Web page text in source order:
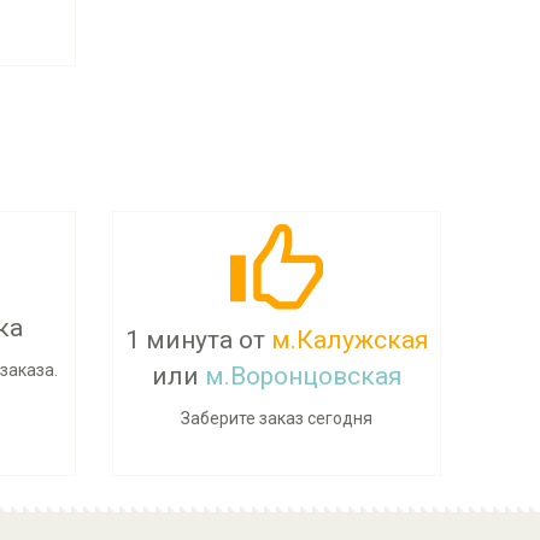
1 минута от м.Калужская
или м.Воронцовская
Заберите заказ сегодня